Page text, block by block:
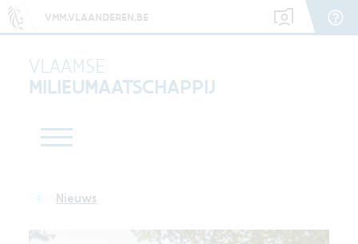
VMM.VLAANDEREN.BE
VLAAMSE
MILIEUMAATSCHAPPIJ
Nieuws